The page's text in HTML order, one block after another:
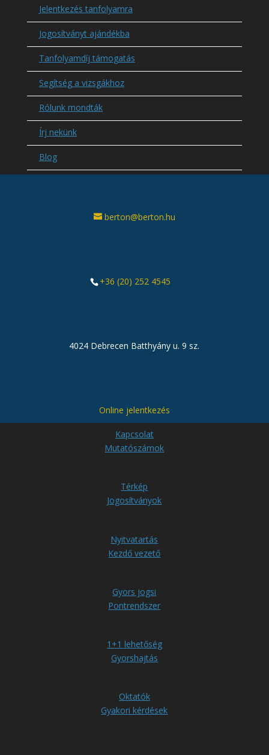
Jelentkezés tanfolyamra
Jogosítványt ajándékba
Tanfolyamdíj támogatás
Segítség a vizsgákhoz
Rólunk mondták
Írj nekünk
Blog
berton@berton.hu
+36 (20) 252 4545
4024 Debrecen Batthyány u. 9 sz.
Online jelentkezés
Kapcsolat
Mutatószámok
Térkép
Jogosítványok
Nyitvatartás
Kezdő vezető
Gyors jogsi
Pontrendszer
1+1 lehetőség
Gyorshajtás
Oktatók
Gyakori kérdések